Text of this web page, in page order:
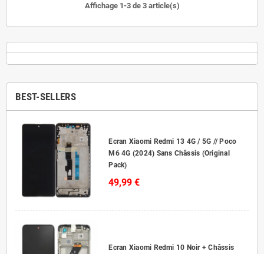
BEST-SELLERS
Ecran Xiaomi Redmi 13 4G / 5G // Poco
M6 4G (2024) Sans Châssis (Original
Pack)
49,99 €
Ecran Xiaomi Redmi 10 Noir + Châssis
Affichage 1-3 de 3 article(s)